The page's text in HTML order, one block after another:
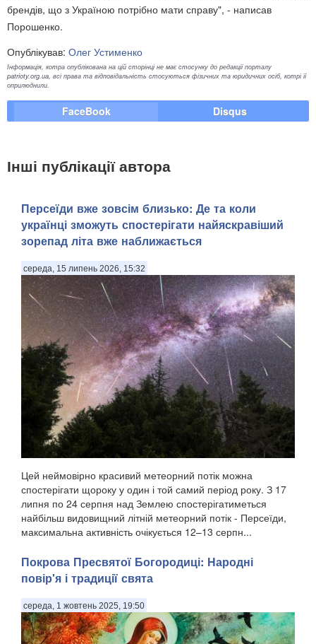
брендів, що з Україною потрібно мати справу", - написав
Порошенко.
Опублікував: Олег Устименко
Інформація, котра опублікована на цій сторінці не має стосунку до редакції порталу
patrioty.org.ua, всі права та відповідальність стосуються фізичних та юридичних осіб, котрі її
оприлюднили.
FaceBook Disqus
Інші публікації автора
Персеїди вже зовсім близько: Де та коли
українці зможуть спостерігати найяскравіший
зорепад літа вже наближається
середа, 15 липень 2026, 15:32
Цей неймовірно красивий метеорний потік можна
спостерігати щороку у один і той самий період року. З 17
липня по 24 серпня над Землею спостерігатиметься
найбільш видовищний літній метеорний потік - Персеїди,
максимальна активність очікується 12–13 серпн...
Покрова Пресвятої Богородиці: Народні
повір'я і традиції свята
середа, 1 жовтень 2025, 19:50